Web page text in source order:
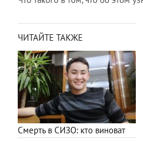
ЧИТАЙТЕ ТАКЖЕ
Смерть в СИЗО: кто виноват